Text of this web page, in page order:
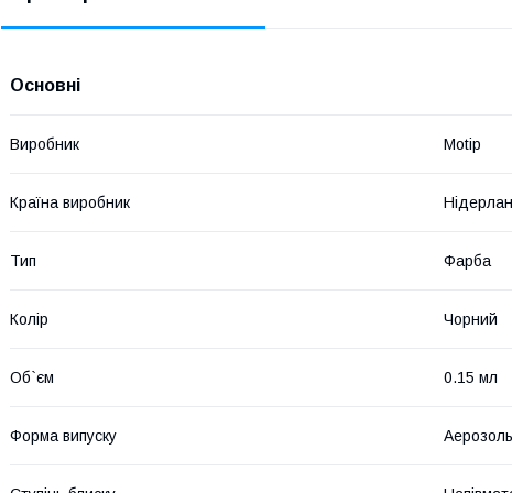
Основні
Виробник Motip
Країна виробник
Тип Фарба
Колір Чорний
Об`єм 0.15 мл
Форма випуску Аерозоль